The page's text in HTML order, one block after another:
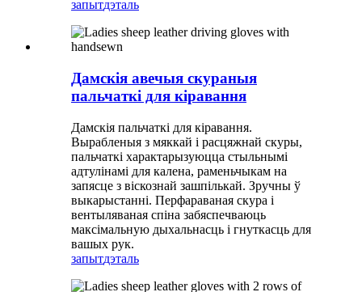
запытдэталь
Дамскія авечыя скураныя
пальчаткі для кіравання
Дамскія пальчаткі для кіравання.
Вырабленыя з мяккай і расцяжнай скуры,
пальчаткі характарызуюцца стыльнымі
адтулінамі для калена, раменьчыкам на
запясце з віскознай зашпількай. Зручны ў
выкарыстанні. Перфараваная скура і
вентыляваная спіна забяспечваюць
максімальную дыхальнасць і гнуткасць для
вашых рук.
запытдэталь